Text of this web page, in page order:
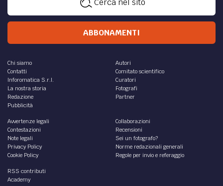
Cerca nel sito
ABBONAMENTI
Chi siamo
Contatti
Inforomatica S.r.l.
La nostra storia
Redazione
Pubblicità
Autori
Comitato scientifico
Curatori
Fotografi
Partner
Avvertenze legali
Contestazioni
Note legali
Privacy Policy
Cookie Policy
Collaborazioni
Recensioni
Sei un fotografo?
Norme redazionali generali
Regole per invio e referaggio
RSS contributi
Academy